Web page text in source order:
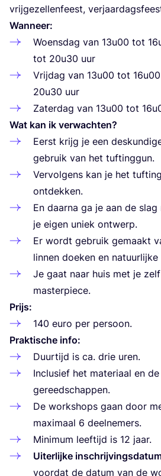
vrij­ge­zel­len­feest,
Wan­neer:
Woens­dag van 13u00 tot 16
tot 20u30 uur
Vrij­dag van 13u00 tot 16u00
20u30 uur
Zater­dag van 13u00 tot 16u
Wat kan ik verwachten?
Eerst krijg je een
gebruik van het tuftinggun.
Ver­vol­gens kan je het
ontdekken.
En daar­na ga je aan de
je eigen uniek ontwerp.
Er wordt gebruik gemaakt
lin­nen doe­ken en natuur­lij­ke
Je gaat naar huis met je
masterpiece.
Prijs:
140 euro per persoon.
Prak­ti­sche info:
Duur­tijd is ca. drie uren.
Inclu­sief het mate­ri­aal en
gereedschappen.
De work­shops gaan door
maxi­maal 6 deelnemers.
Mini­mum leef­tijd is 12 jaar.
Uiter­lij­ke
voor­dat de datum van de